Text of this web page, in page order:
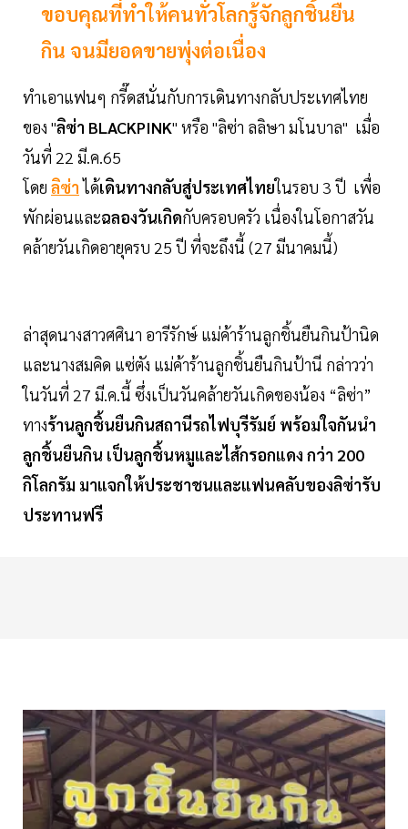
ขอบคุณที่ทำให้คนทั่วโลกรู้จักลูกชิ้นยืน
กิน จนมียอดขายพุ่งต่อเนื่อง
ทำเอาแฟนๆ กรี๊ดสนั่นกับการเดินทางกลับประเทศไทย
ของ "ลิซ่า BLACKPINK" หรือ "ลิซ่า ลลิษา มโนบาล" เมื่อ
วันที่ 22 มี.ค.65
โดย ลิซ่าได้เดินทางกลับสู่ประเทศไทยในรอบ 3 ปี เพื่อ
พักผ่อนและฉลองวันเกิดกับครอบครัว เนื่องในโอกาสวัน
คล้ายวันเกิดอายุครบ 25 ปี ที่จะถึงนี้ (27 มีนาคมนี้)
ล่าสุดนางสาวศศินา อารีรักษ์ แม่ค้าร้านลูกชิ้นยืนกินป้านิด
และนางสมคิด แซ่ตัง แม่ค้าร้านลูกชิ้นยืนกินป้านี กล่าวว่า
ในวันที่ 27 มี.ค.นี้ ซึ่งเป็นวันคล้ายวันเกิดของน้อง “ลิซ่า”
ทางร้านลูกชิ้นยืนกินสถานีรถไฟบุรีรัมย์ พร้อมใจกันนำ
ลูกชิ้นยืนกิน เป็นลูกชิ้นหมูและไส้กรอกแดง กว่า 200
กิโลกรัม มาแจกให้ประชาชนและแฟนคลับของลิซ่ารับ
ประทานฟรี